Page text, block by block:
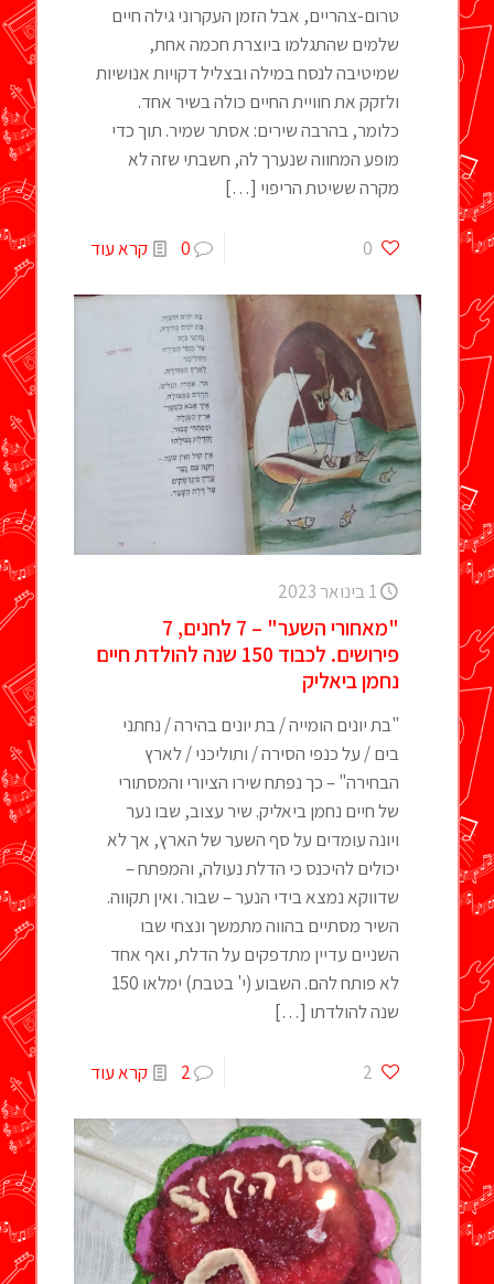
טרום-צהריים, אבל הזמן העקרוני גילה חיים
שלמים שהתגלמו ביוצרת חכמה אחת,
שמיטיבה לנסח במילה ובצליל דקויות אנושיות
ולזקק את חוויית החיים כולה בשיר אחד.
כלומר, בהרבה שירים: אסתר שמיר. תוך כדי
מופע המחווה שנערך לה, חשבתי שזה לא
מקרה ששיטת הריפוי […]
0
0 קרא עוד
1 בינואר 2023
"מאחורי השער" – 7 לחנים, 7
פירושים. לכבוד 150 שנה להולדת חיים
נחמן ביאליק
"בת יונים הומייה / בת יונים בהירה / נחתני
בים / על כנפי הסירה / ותוליכני / לארץ
הבחירה" – כך נפתח שירו הציורי והמסתורי
של חיים נחמן ביאליק. שיר עצוב, שבו נער
ויונה עומדים על סף השער של הארץ, אך לא
יכולים להיכנס כי הדלת נעולה, והמפתח –
שדווקא נמצא בידי הנער – שבור. ואין תקווה.
השיר מסתיים בהווה מתמשך ונצחי שבו
השניים עדיין מתדפקים על הדלת, ואף אחד
לא פותח להם. השבוע (י' בטבת) ימלאו 150
שנה להולדתו […]
2
2 קרא עוד